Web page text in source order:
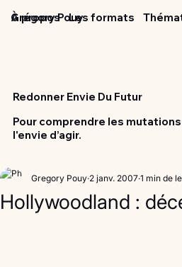
Grégory Pouy
À propos Les formats
Redonner Envie Du Futur
Pour comprendre les
l'envie d’agir.
Hollywoodland :
Gregory Pouy 2 janv. 2007 1 min de